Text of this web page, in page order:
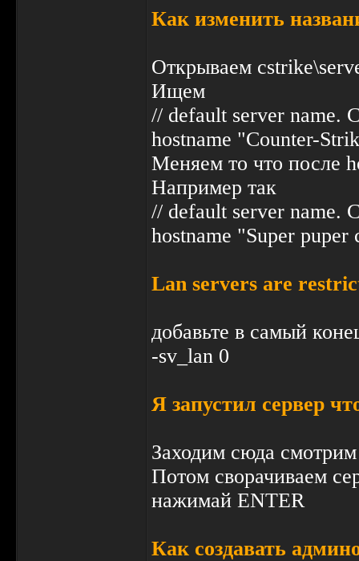
Как изменить
Открываем
Ищем
// default server name.
hostname "Counter-
Меняем то что после
Например так
// default server name.
hostname "Super puper
Lan servers are
добавьте в самый
-sv_lan 0
Я запустил сервер
Заходим сюда
Потом сворачиваем
нажимай ENTER
Как создавать